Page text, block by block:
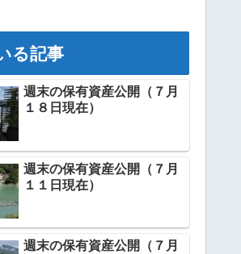
る記事
週末の保有資産公開（７月
１８日現在）
週末の保有資産公開（７月
１１日現在）
週末の保有資産公開（７月